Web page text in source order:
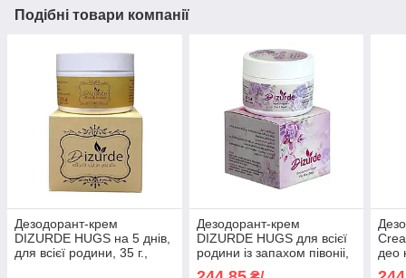
Подібні товари компанії
Дезодорант-крем
DIZURDE HUGS на 5 днів,
для всієї родини, 35 г.,
Дезодорант-крем
DIZURDE HUGS для всієї
родини із запахом півоніі,
5 днів, 35 г., Єгипет
део